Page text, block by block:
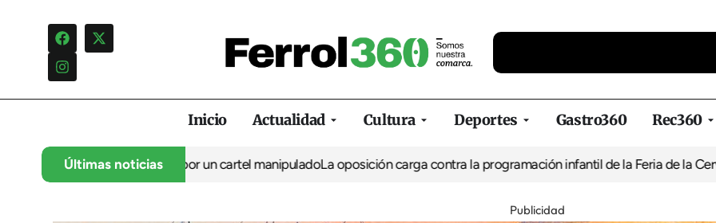
Inicio Actualidad Cultura Deportes Gastro360 Rec360
Últimas noticias
de insultos por un cartel manipuladoLa oposición carga contra la programación infantil de la Feria de la Cerveza de
Publicidad